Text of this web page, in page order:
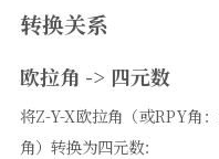
转换关系
欧拉角 -> 四元数
将Z-Y-X欧拉角（或RPY角
角）转换为四元数：